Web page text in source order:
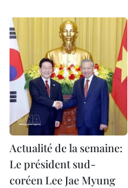
Actualité de la semaine:
Le président sud-
coréen Lee Jae Myung